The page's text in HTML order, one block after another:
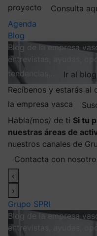
proyecto
Consulta
Agenda
Blog
Blog de la empresa
entrevistas, ayudas,
tendencias…
Ir al blog
Recíbenos y estarás
la empresa vasca
Habla(mos) de ti Si tu
nuestras áreas de
nuestros canales de
Contacta con
‹
›
Grupo SPRI
Blog de la empresa
entrevistas, ayudas,